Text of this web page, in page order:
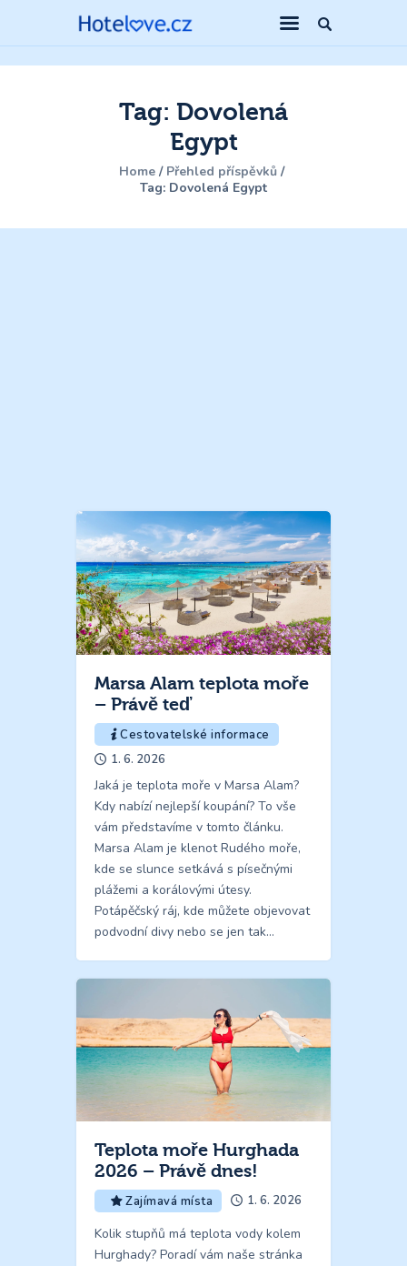
Tag: Dovolená
Egypt
Home
Přehled příspěvků
Tag: Dovolená Egypt
Marsa Alam teplota moře
– Právě teď
Cestovatelské informace
1. 6. 2026
Jaká je teplota moře v Marsa Alam?
Kdy nabízí nejlepší koupání? To vše
vám představíme v tomto článku.
Marsa Alam je klenot Rudého moře,
kde se slunce setkává s písečnými
plážemi a korálovými útesy.
Potápěčský ráj, kde můžete objevovat
podvodní divy nebo se jen tak…
Teplota moře Hurghada
2026 – Právě dnes!
Zajímavá místa 1. 6. 2026
Kolik stupňů má teplota vody kolem
Hurghady? Poradí vám naše stránka